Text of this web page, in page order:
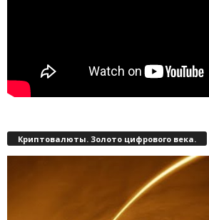
Криптовалюты. Золото цифрового века.